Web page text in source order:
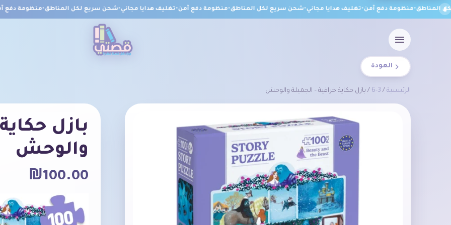
•منظومة دفع آمن•تغليف هدايا مجاني•شحن سريع لكل المناطق•منظومة دفع آمن•تغليف هدايا مجاني•شحن سريع لكل المناطق•منظومة دفع آمن
العودة
الرئيسية /
3-6 / بازل حكاية خرافية – الجميلة والوحش
بازل
والوحش
₪100.00